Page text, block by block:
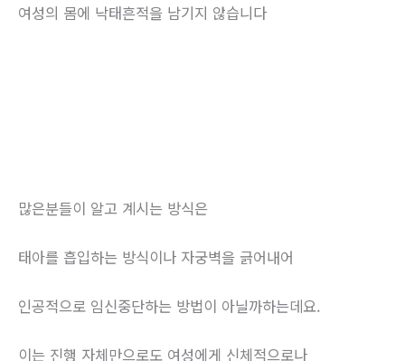
여성의 몸에 낙태흔적을 남기지 않습니다
많은분들이 알고 계시는 방식은
태아를 흡입하는 방식이나 자궁벽을 긁어내어
인공적으로 임신중단하는 방법이 아닐까하는데요.
이는 진행 자체만으로도 여성에게 신체적으로나